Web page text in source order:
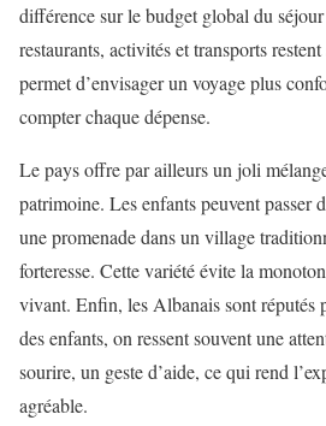
différence sur le budget global du
restaurants, activités et transports
permet d’envisager un voyage plus
compter chaque dépense.
Le pays offre par ailleurs un joli
patrimoine. Les enfants peuvent passer
une promenade dans un village
forteresse. Cette variété évite la
vivant. Enfin, les Albanais sont réputés
des enfants, on ressent souvent une
sourire, un geste d’aide, ce qui rend
agréable.